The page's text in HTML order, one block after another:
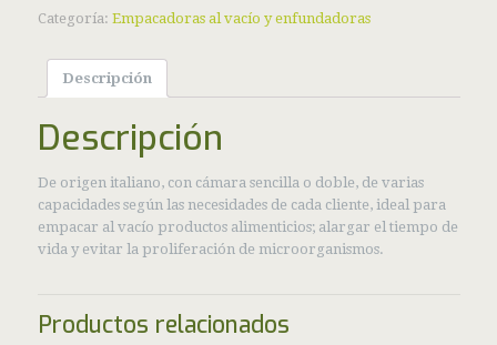
Categoría: Empacadoras al vacío y enfundadoras
Descripción
Descripción
De origen italiano, con cámara sencilla o doble, de varias
capacidades según las necesidades de cada cliente, ideal para
empacar al vacío productos alimenticios; alargar el tiempo de
vida y evitar la proliferación de microorganismos.
Productos relacionados